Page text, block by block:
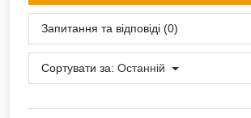
Запитання та відповіді (0)
Сортувати за: Останній